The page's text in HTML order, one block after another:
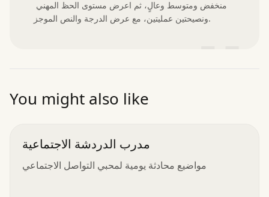
ونصيحتين عمليتين، مع عرض الدرجة والنص الموجز.
You might also like
مدرب الدردشة الاجتماعية
مواضيع محادثة يومية لمحبي التواصل الاجتماعي